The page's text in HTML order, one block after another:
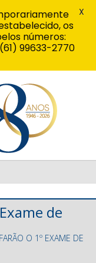
de
O 1º EXAME DE
os
números:
99633-2770
X